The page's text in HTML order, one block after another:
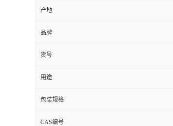
产地
品牌
货号
用途
包装规格
CAS编号